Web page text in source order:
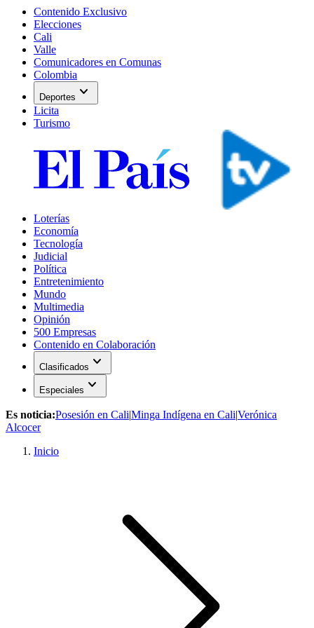
Contenido Exclusivo
Elecciones
Cali
Valle
Comunicadores en Comunas
Colombia
Deportes expand_more
Licita
Turismo
Loterías
Economía
Tecnología
Judicial
Política
Entretenimiento
Mundo
Multimedia
Opinión
500 Empresas
Contenido en Colaboración
Clasificados expand_more
Especiales expand_more
Es noticia:Posesión en Cali|Minga Indígena en Cali|Verónica
Alcocer
Inicio